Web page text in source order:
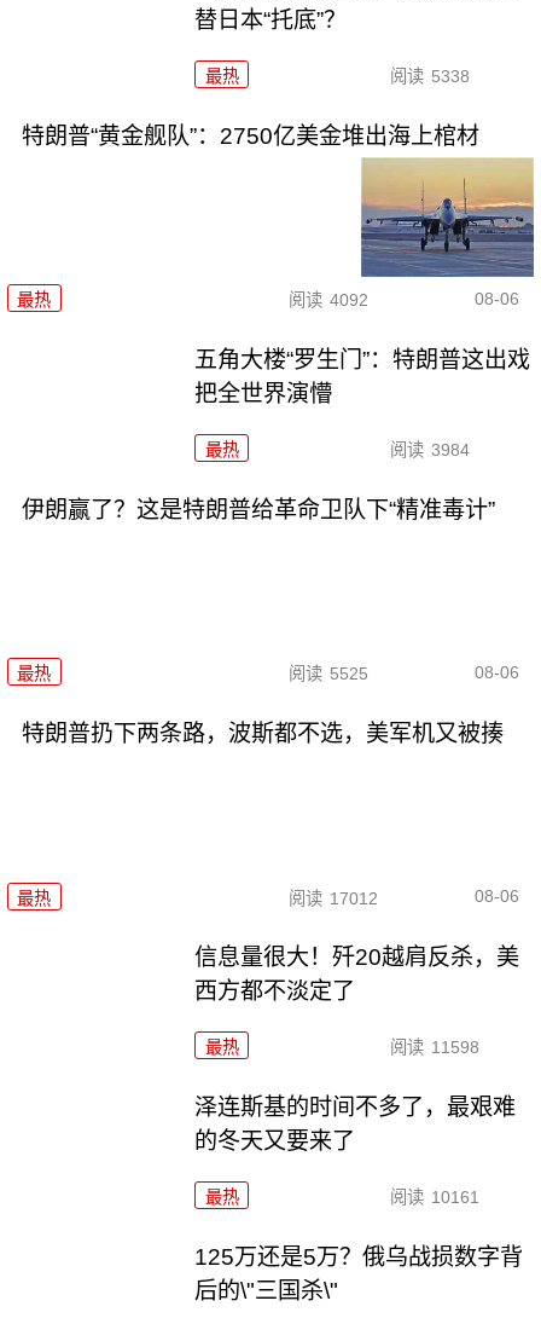
替日本“托底”？
最热 阅读 5338
特朗普“黄金舰队”：2750亿美金堆出海上棺材
最热 阅读 4092 08-06
五角大楼“罗生门”：特朗普这出戏
把全世界演懵
最热 阅读 3984
伊朗赢了？这是特朗普给革命卫队下“精准毒计”
最热 阅读 5525 08-06
特朗普扔下两条路，波斯都不选，美军机又被揍
最热 阅读 17012 08-06
信息量很大！歼20越肩反杀，美
西方都不淡定了
最热 阅读 11598
泽连斯基的时间不多了，最艰难
的冬天又要来了
最热 阅读 10161
125万还是5万？俄乌战损数字背
后的\"三国杀\"